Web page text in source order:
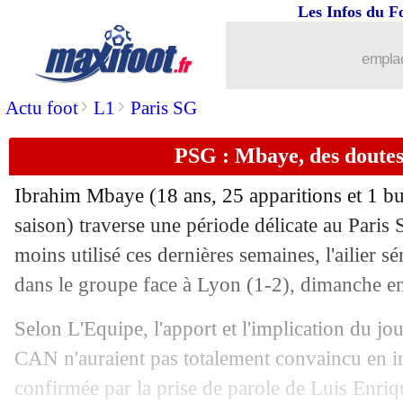
Actu foot> L1 > Paris SG
Les Infos du
PSG : Mbaye, des
Ibrahim Mbaye (18 ans, 25 apparitions et 1
saison) traverse une période délicate au
moins utilisé ces dernières semaines, l'ailier
dans le groupe face à Lyon (1-2), dimanche
Selon L'Equipe, l'apport et l'implication du
CAN n'auraient pas totalement convaincu en
confirmée par la prise de parole de Luis
Italie: Zidane, l'aveu de Buffon
22/04 Tigres
22/04 PSG: Pauleta raconte son clash avec
22/04 Italie : les U21 appelés en juin ?
22/04 Real: Arbeloa protège toujours
22/04 EdF: Netflix date son documentaire
22/04 CAN 2027: des retards qui
22/04 Man Utd : un passage amer pour